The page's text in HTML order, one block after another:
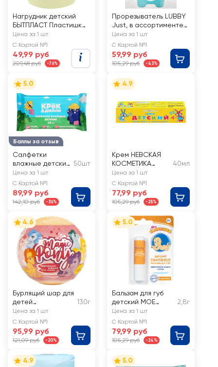
Нагрудник детский
БЫТПЛАСТ Пластишка,
в ассортименте, Арт.
4313270/431309718
Цена за 1 шт
С Картой №1
49,99 руб
209,48 руб -76%
Прорезыватель LUBBY
Just, в ассортименте,
с 0 месяцев, Арт.
23228/24
Цена за 1 шт
С Картой №1
59,99 руб
105,29 руб -43%
Баллы за отзыв
5.0
Салфетки
влажные детские
КРОК&ДИЛЛИ
50шт
Цена за 1 шт
С Картой №1
89,99 руб
142,10 руб -36%
4.9
Крем НЕВСКАЯ
КОСМЕТИКА
Детский, с 1 года
40мл
Цена за 1 шт
С Картой №1
77,99 руб
105,29 руб -25%
4.6
Бурлящий шар для
детей
L'COSMETICS
Magic pony с
игрушкой внутри, в
ассортименте
130г
Цена за 1 шт
С Картой №1
95,99 руб
121,09 руб -20%
5.0
Бальзам для губ
детский МОЕ
СОЛНЫШКО
Пантенол
2,8г
Цена за 1 шт
С Картой №1
79,99 руб
105,29 руб -24%
4.9 5.0